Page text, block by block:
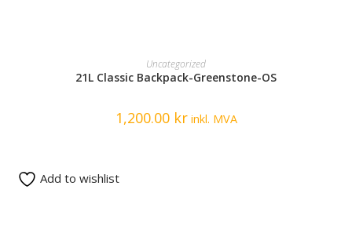
READ MORE
Uncategorized
21L Classic Backpack-Greenstone-OS
1,200.00 krinkl. MVA
Add to wishlist